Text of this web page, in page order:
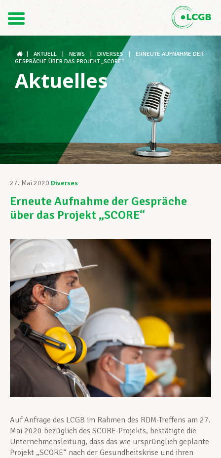
FR
Der LCGB
Gewerkschaftsstrukturen
Unterstützung im Arbeitsalltag
Ihre Rechte
Unterstützung im Privatleben
Berufliche Weiterentwicklung
Mitglied werden
Aktuell
AKTUELL NEWS DIVERSES
ERNEUTE AUFNAHME DER
GESPRÄCHE ÜBER DAS PROJEKT „SCORE“
Aktuelles
27. Mai 2020 Diverses
Erneute Aufnahme der Gespräche
über das Projekt „SCORE“
Auf Anfrage des LCGB im Rahmen des RDM-Treffens am 27.
Mai 2020 bezüglich des SCORE-Projekts, bestätigte die
Unternehmensleitung, dass das wie ursprünglich geplante
Projekt „SCORE“ nach der Gesundheitskrise und ihren